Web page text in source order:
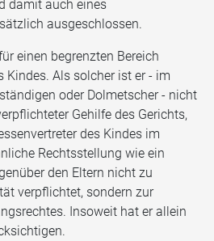
damit auch eines
ausgeschlossen.
einen begrenzten Bereich
Kindes. Als solcher ist er - im
oder Dolmetscher - nicht
Gehilfe des Gerichts,
des Kindes im
Rechtsstellung wie ein
den Eltern nicht zu
verpflichtet, sondern zur
Insoweit hat er allein